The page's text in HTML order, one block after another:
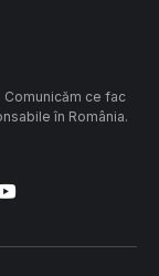
Comunicăm ce fac
în România.